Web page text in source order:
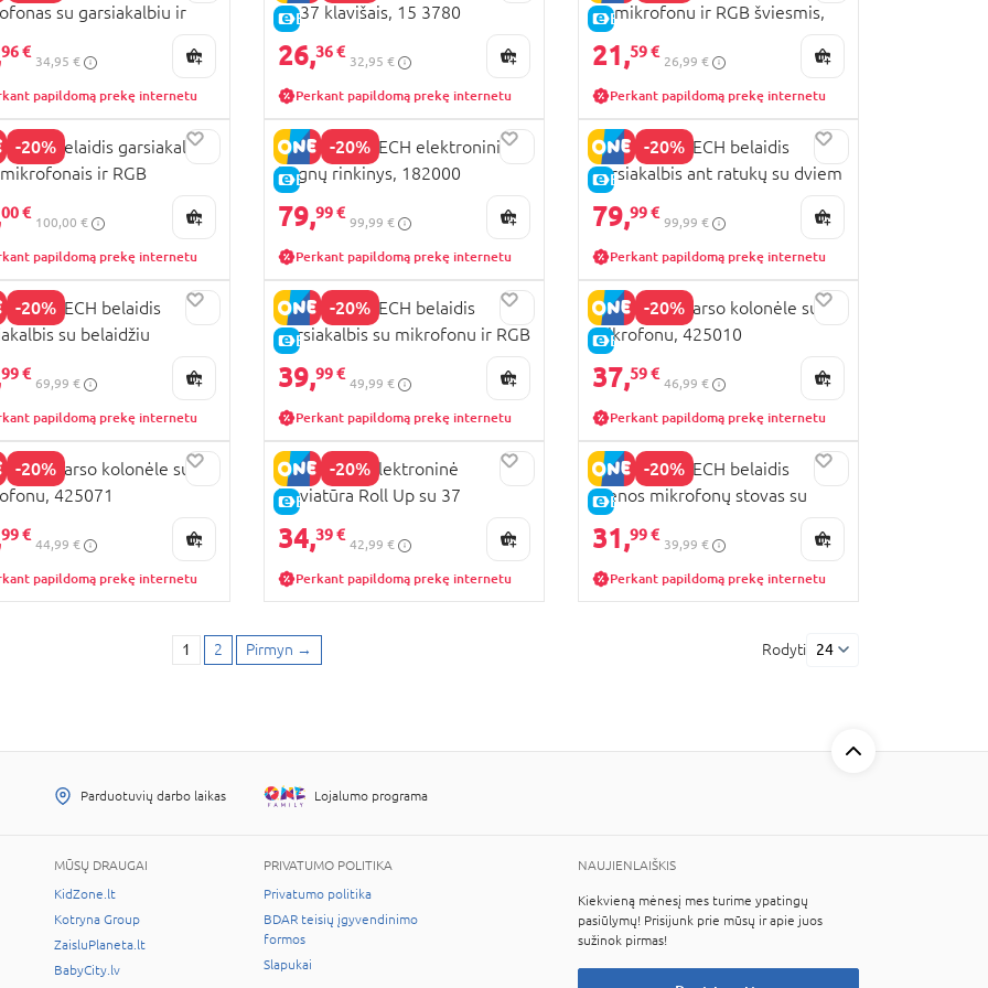
su garsiakalbiu ir
48 5120
96 €
34,95 €
papildomą prekę internetu
E-KAINA
su 37 klavišais, 15 3780
26,36 €
32,95 €
Perkant papildomą prekę internetu
E-KAINA
su mikrofonu ir RGB šviesmis,
491010
21,59 €
26,99 €
Perkant papildomą prekę internetu
-20%belaidis garsiakalbis
ir RGB
49 1070
00 €
100,00 €
papildomą prekę internetu
-20%
E-KAINA
BONTEMPI TECH elektroninių
būgnų rinkinys, 182000
79,99 €
99,99 €
Perkant papildomą prekę internetu
-20%
E-KAINA
BONTEMPI TECH belaidis
garsiakalbis ant ratukų su dviem
belaidžiais mikrofonais ir RGB
šviesomis, 491080
79,99 €
99,99 €
Perkant papildomą prekę internetu
-20%TECH belaidis
su belaidžiu
ir RGB šviesomis,
99 €
69,99 €
papildomą prekę internetu
-20%
E-KAINA
BONTEMPI TECH belaidis
garsiakalbis su mikrofonu ir RGB
šviesomis, 491030
39,99 €
49,99 €
Perkant papildomą prekę internetu
-20%
E-KAINA
BONTEMPI garso kolonėle su
mikrofonu, 425010
37,59 €
46,99 €
Perkant papildomą prekę internetu
-20%garso kolonėle su
425071
99 €
44,99 €
papildomą prekę internetu
-20%
E-KAINA
BONTEMPI elektroninė
klaviatūra Roll Up su 37
klavišais, 54 3720
34,39 €
42,99 €
Perkant papildomą prekę internetu
-20%
E-KAINA
BONTEMPI TECH belaidis
scenos mikrofonų stovas su
dviem mikrofonais, 421472
31,99 €
39,99 €
Perkant papildomą prekę internetu
1 2 Pirmyn → Rodyti 24
Parduotuvių darbo laikas Lojalumo programa
MŪSŲ DRAUGAI
KidZone.lt
Kotryna Group
ZaisluPlaneta.lt
BabyCity.lv
PRIVATUMO POLITIKA
Privatumo politika
BDAR teisių įgyvendinimo
formos
Slapukai
NAUJIENLAIŠKIS
Kiekvieną mėnesį mes turime ypatingų
pasiūlymų! Prisijunk prie mūsų ir apie juos
sužinok pirmas!